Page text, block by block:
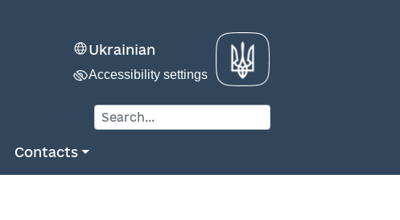
Ukrainian
Accessibility settings
Contacts